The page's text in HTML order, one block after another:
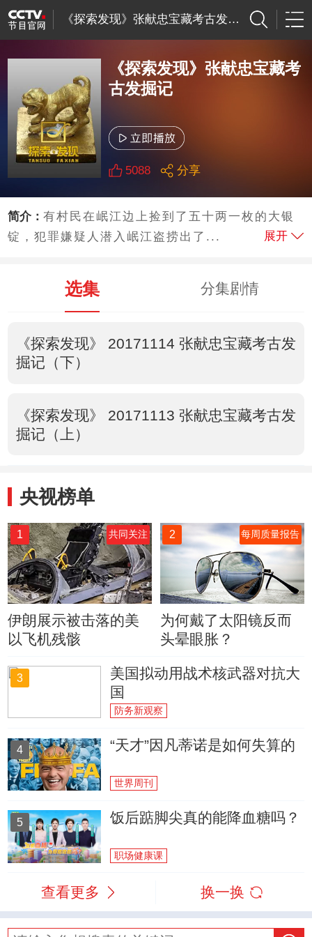
《探索发现》张献忠宝藏考古发掘记
《探索发现》张献忠宝藏考
古发掘记
5088 分享
简介：有村民在岷江边上捡到了五十两一枚的大银
锭，犯罪嫌疑人潜入岷江盗捞出了...
展开
选集 分集剧情
《探索发现》 20171114 张献忠宝藏考古发
掘记（下）
《探索发现》 20171113 张献忠宝藏考古发
掘记（上）
央视榜单
1 共同关注
伊朗展示被击落的美
以飞机残骸
2 每周质量报告
为何戴了太阳镜反而
头晕眼胀？
3
美国拟动用战术核武器对抗大
国
防务新观察
4 “天才”因凡蒂诺是如何失算的
世界周刊
5 饭后踮脚尖真的能降血糖吗？
职场健康课
查看更多 换一换